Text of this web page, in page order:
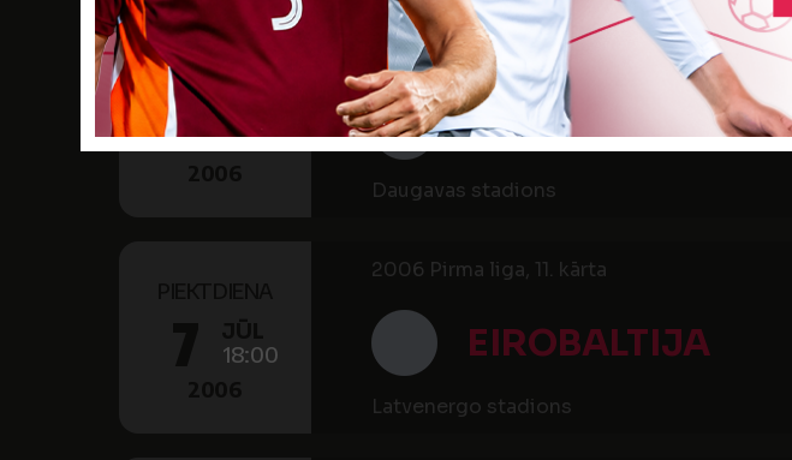
SVĒTDIENA
2 JŪL
15:00
2006 Pirma liga, 10. kārta
FK MULTIBANKA
Daugavas stadions
18:00
2006 Pirma liga, 11. kārta
EIROBALTIJA
Latvenergo stadions